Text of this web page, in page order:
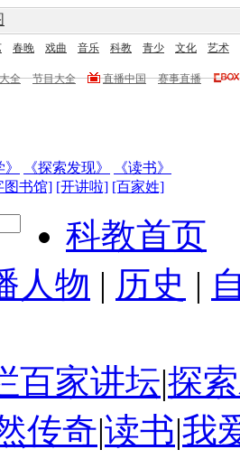
春晚 戏曲 音乐 科教 青少 文化 艺术
全 节目大全 直播中国
赛事直播
《探索发现》
《读书》
图书馆] [开讲啦] [百家姓]
科教首页
人物 | 历史 |
百家讲坛|探
传奇|读书|我